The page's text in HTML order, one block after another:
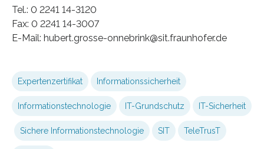
Tel.: 0 2241 14-3120
Fax: 0 2241 14-3007
E-Mail: hubert.grosse-onnebrink@sit.fraunhofer.de
Expertenzertifikat Informationssicherheit
Informationstechnologie IT-Grundschutz IT-Sicherheit
Sichere Informationstechnologie SIT TeleTrusT